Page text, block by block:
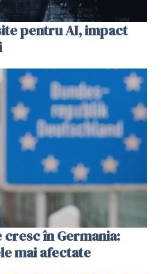
pentru AI, impact
în Germania:
mai afectate